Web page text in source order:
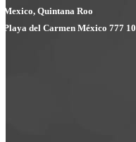
Mexico, Quintana Roo
Playa del Carmen México 777 10